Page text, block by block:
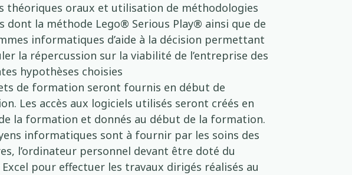
théoriques oraux et utilisation de méthodologies
dont la méthode Lego® Serious Play® ainsi que de
informatiques d’aide à la décision permettant
la répercussion sur la viabilité de l’entreprise des
hypothèses choisies
de formation seront fournis en début de
Les accès aux logiciels utilisés seront créés en
la formation et donnés au début de la formation.
informatiques sont à fournir par les soins des
l’ordinateur personnel devant être doté du
pour effectuer les travaux dirigés réalisés au